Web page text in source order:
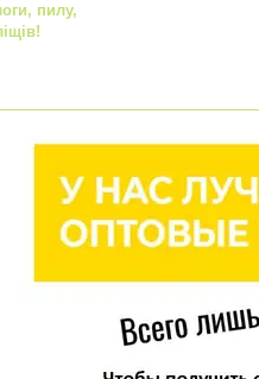
пилу,